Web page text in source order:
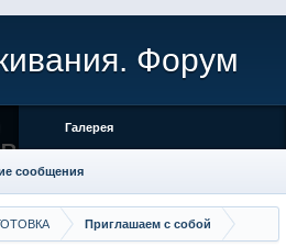
Приглашаем с собой
Форум
сообщения
Галерея